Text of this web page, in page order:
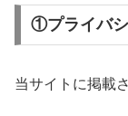
①プライバ
当サイトに掲載